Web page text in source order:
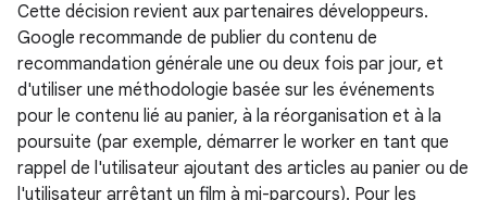
Cette décision revient aux partenaires développeurs.
Google recommande de publier du contenu de
recommandation générale une ou deux fois par jour, et
d'utiliser une méthodologie basée sur les événements
pour le contenu lié au panier, à la réorganisation et à la
poursuite (par exemple, démarrer le worker en tant que
rappel de l'utilisateur ajoutant des articles au panier ou de
l'utilisateur arrêtant un film à mi-parcours). Pour les